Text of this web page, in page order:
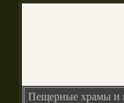
Пещерные храмы и